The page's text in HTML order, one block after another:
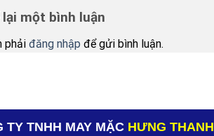
một bình luận
phải đăng nhập để gửi bình luận.
TY TNHH MAY MẶC HƯNG THANH